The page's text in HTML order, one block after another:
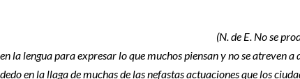
(N. de E. No se
en la lengua para expresar lo que muchos piensan y no se atreven
dedo en la llaga de muchas de las nefastas actuaciones que los